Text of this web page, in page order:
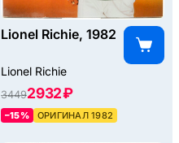
Lionel Richie, 1982
Lionel Richie
34492932 ₽
–15% ОРИГИНАЛ 1982